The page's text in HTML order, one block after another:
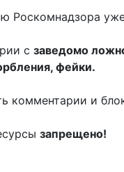
Роскомнадзора
с заведомо
фейки.
комментарии и
запрещено!